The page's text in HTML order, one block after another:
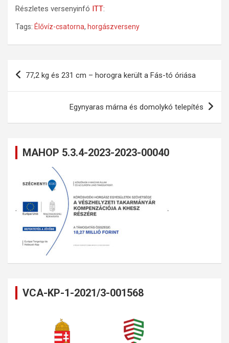
Részletes versenyinfó ITT:
Tags: Élővíz-csatorna, horgászverseny
Bejegyzés
navigáció
77,2 kg és 231 cm – horogra került a Fás-tó óriása
Egynyaras márna és domolykó telepítés
MAHOP 5.3.4-2023-2023-00040
VCA-KP-1-2021/3-001568